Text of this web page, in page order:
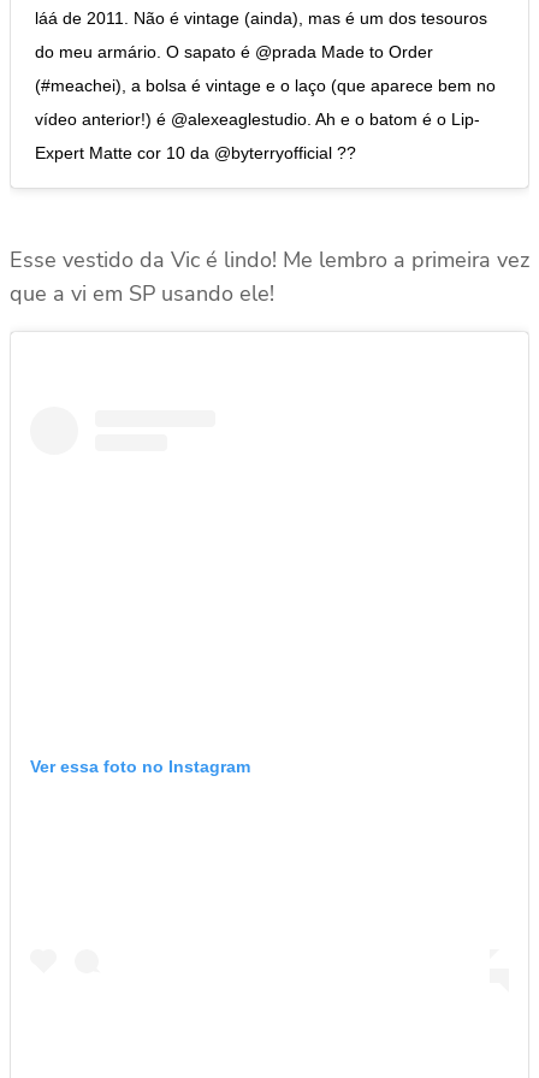
láá de 2011. Não é vintage (ainda), mas é um dos tesouros
do meu armário. O sapato é @prada Made to Order
(#meachei), a bolsa é vintage e o laço (que aparece bem no
vídeo anterior!) é @alexeaglestudio. Ah e o batom é o Lip-
Expert Matte cor 10 da @byterryofficial ??
Esse vestido da Vic é lindo! Me lembro a primeira vez
que a vi em SP usando ele!
Ver essa foto no Instagram